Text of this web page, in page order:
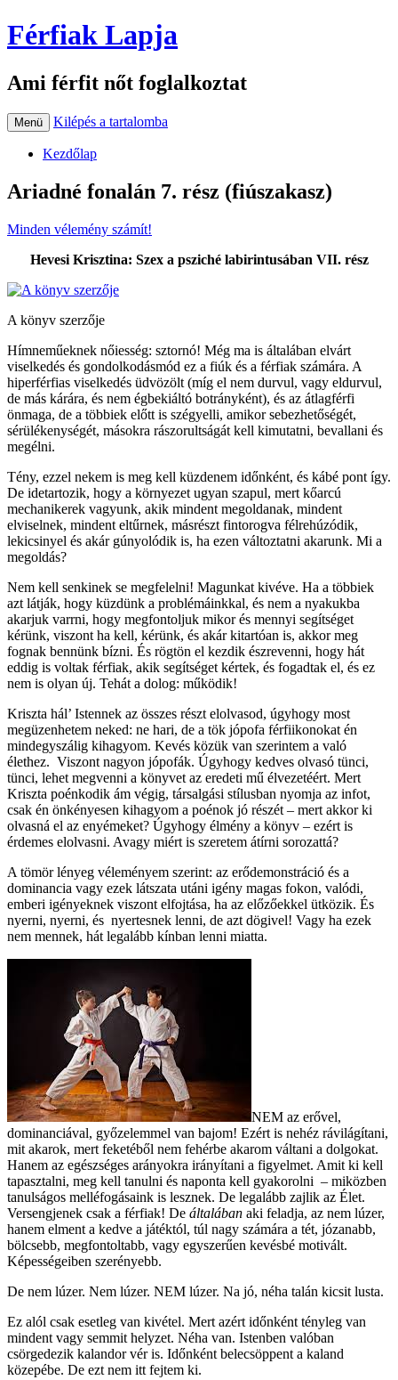
Férfiak Lapja
Ami férfit nőt foglalkoztat
Menü Kilépés a tartalomba
Kezdőlap
Ariadné fonalán 7. rész (fiúszakasz)
Minden vélemény számít!
Hevesi Krisztina: Szex a psziché labirintusában VII. rész
A könyv szerzője
Hímneműeknek nőiesség: sztornó! Még ma is általában elvárt
viselkedés és gondolkodásmód ez a fiúk és a férfiak számára. A
hiperférfias viselkedés üdvözölt (míg el nem durvul, vagy eldurvul,
de más kárára, és nem égbekiáltó botrányként), és az átlagférfi
önmaga, de a többiek előtt is szégyelli, amikor sebezhetőségét,
sérülékenységét, másokra rászorultságát kell kimutatni, bevallani és
megélni.
Tény, ezzel nekem is meg kell küzdenem időnként, és kábé pont így.
De idetartozik, hogy a környezet ugyan szapul, mert kőarcú
mechanikerek vagyunk, akik mindent megoldanak, mindent
elviselnek, mindent eltűrnek, másrészt fintorogva félrehúzódik,
lekicsinyel és akár gúnyolódik is, ha ezen változtatni akarunk. Mi a
megoldás?
Nem kell senkinek se megfelelni! Magunkat kivéve. Ha a többiek
azt látják, hogy küzdünk a problémáinkkal, és nem a nyakukba
akarjuk varrni, hogy megfontoljuk mikor és mennyi segítséget
kérünk, viszont ha kell, kérünk, és akár kitartóan is, akkor meg
fognak bennünk bízni. És rögtön el kezdik észrevenni, hogy hát
eddig is voltak férfiak, akik segítséget kértek, és fogadtak el, és ez
nem is olyan új. Tehát a dolog: működik!
Kriszta hál’ Istennek az összes részt elolvasod, úgyhogy most
megüzenhetem neked: ne hari, de a tök jópofa férfiikonokat én
mindegyszálig kihagyom. Kevés közük van szerintem a való
élethez. Viszont nagyon jópofák. Úgyhogy kedves olvasó tünci,
tünci, lehet megvenni a könyvet az eredeti mű élvezetéért. Mert
Kriszta poénkodik ám végig, társalgási stílusban nyomja az infot,
csak én önkényesen kihagyom a poénok jó részét – mert akkor ki
olvasná el az enyémeket? Úgyhogy élmény a könyv – ezért is
érdemes elolvasni. Avagy miért is szeretem átírni sorozattá?
A tömör lényeg véleményem szerint: az erődemonstráció és a
dominancia vagy ezek látszata utáni igény magas fokon, valódi,
emberi igényeknek viszont elfojtása, ha az előzőekkel ütközik. És
nyerni, nyerni, és nyertesnek lenni, de azt dögivel! Vagy ha ezek
nem mennek, hát legalább kínban lenni miatta.
NEM az erővel,
dominanciával, győzelemmel van bajom! Ezért is nehéz rávilágítani,
mit akarok, mert feketéből nem fehérbe akarom váltani a dolgokat.
Hanem az egészséges arányokra irányítani a figyelmet. Amit ki kell
tapasztalni, meg kell tanulni és naponta kell gyakorolni – miközben
tanulságos melléfogásaink is lesznek. De legalább zajlik az Élet.
Versengjenek csak a férfiak! De általában aki feladja, az nem lúzer,
hanem elment a kedve a játéktól, túl nagy számára a tét, józanabb,
bölcsebb, megfontoltabb, vagy egyszerűen kevésbé motivált.
Képességeiben szerényebb.
De nem lúzer. Nem lúzer. NEM lúzer. Na jó, néha talán kicsit lusta.
Ez alól csak esetleg van kivétel. Mert azért időnként tényleg van
mindent vagy semmit helyzet. Néha van. Istenben valóban
csörgedezik kalandor vér is. Időnként belecsöppent a kaland
közepébe. De ezt nem itt fejtem ki.